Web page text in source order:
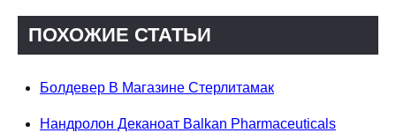
ПОХОЖИЕ СТАТЬИ
Болдевер В Магазине Стерлитамак
Нандролон Деканоат Balkan Pharmaceuticals